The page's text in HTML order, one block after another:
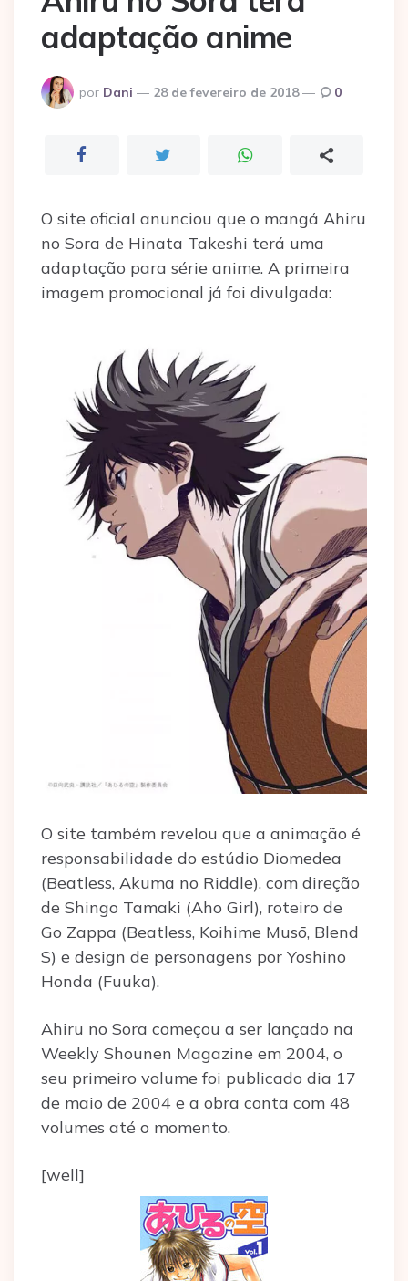
adaptação anime
Postado
por
por Dani 28 de fevereiro de 2018 0
O site oficial anunciou que o mangá Ahiru
no Sora de Hinata Takeshi terá uma
adaptação para série anime. A primeira
imagem promocional já foi divulgada:
O site também revelou que a animação é
responsabilidade do estúdio Diomedea
(Beatless, Akuma no Riddle), com direção
de Shingo Tamaki (Aho Girl), roteiro de
Go Zappa (Beatless, Koihime Musō, Blend
S) e design de personagens por Yoshino
Honda (Fuuka).
Ahiru no Sora começou a ser lançado na
Weekly Shounen Magazine em 2004, o
seu primeiro volume foi publicado dia 17
de maio de 2004 e a obra conta com 48
volumes até o momento.
[well]